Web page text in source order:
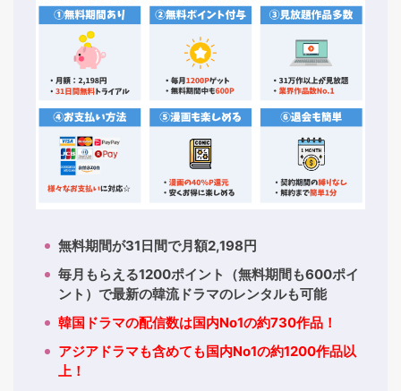
無料期間が31日間で月額2,198円
毎月もらえる1200ポイント（無料期間も600ポイ
ント）で最新の韓流ドラマのレンタルも可能
韓国ドラマの配信数は国内No1の約730作品！
アジアドラマも含めても国内No1の約1200作品以
上！